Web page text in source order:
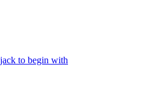
to begin with